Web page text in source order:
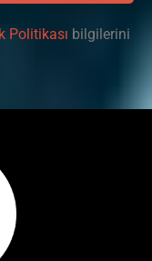
Politikası bilgilerini